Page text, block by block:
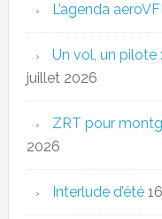
L’agenda
Un vol, un pilote
juillet 2026
ZRT pour
2026
Interlude d’été